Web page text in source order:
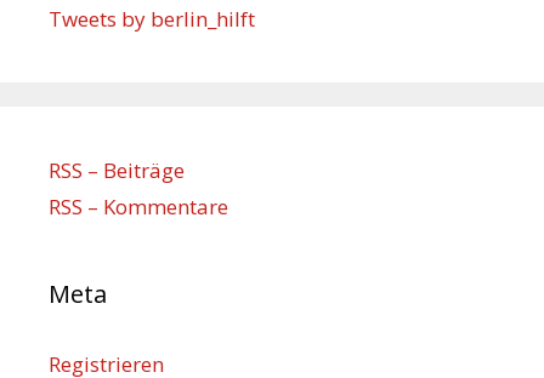
Tweets by berlin_hilft
RSS – Beiträge
RSS – Kommentare
Meta
Registrieren